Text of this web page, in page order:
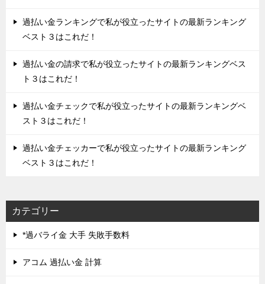
過払い金ランキングで私が役立ったサイトの最新ランキング
ベスト３はこれだ！
過払い金の請求で私が役立ったサイトの最新ランキングベス
ト３はこれだ！
過払い金チェックで私が役立ったサイトの最新ランキングベ
スト３はこれだ！
過払い金チェッカーで私が役立ったサイトの最新ランキング
ベスト３はこれだ！
カテゴリー
*過バライ金 大手 失敗手数料
アコム 過払い金 計算